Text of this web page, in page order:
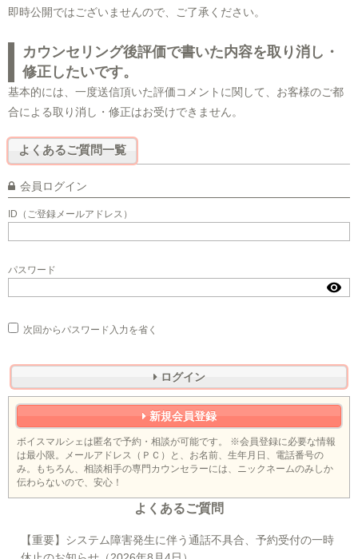
即時公開ではございませんので、ご了承ください。
カウンセリング後評価で書いた内容を取り消し・
修正したいです。
基本的には、一度送信頂いた評価コメントに関して、お客様のご都
合による取り消し・修正はお受けできません。
よくあるご質問一覧
会員ログイン
ID（ご登録メールアドレス）
パスワード
次回からパスワード入力を省く
ログイン
新規会員登録
ボイスマルシェは匿名で予約・相談が可能です。 ※会員登録に必要な情報
は最小限。メールアドレス（ＰＣ）と、お名前、生年月日、電話番号の
み。もちろん、相談相手の専門カウンセラーには、ニックネームのみしか
伝わらないので、安心！
よくあるご質問
【重要】システム障害発生に伴う通話不具合、予約受付の一時